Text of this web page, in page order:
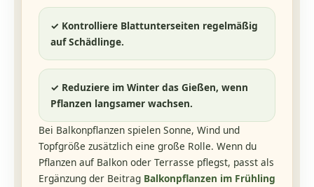
✓ Kontrolliere Blattunterseiten regelmäßig
auf Schädlinge.
✓ Reduziere im Winter das Gießen, wenn
Pflanzen langsamer wachsen.
Bei Balkonpflanzen spielen Sonne, Wind und
Topfgröße zusätzlich eine große Rolle. Wenn du
Pflanzen auf Balkon oder Terrasse pflegst, passt als
Ergänzung der Beitrag Balkonpflanzen im Frühling